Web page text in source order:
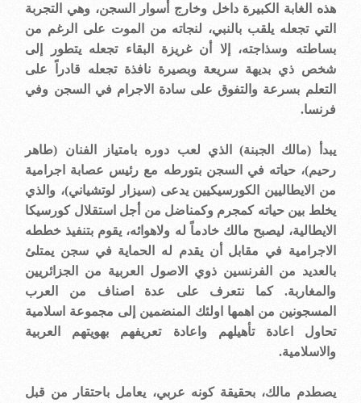
هذه الغابة الكبيرة داخل وخارج أسوار السجن، وهي التجربة
التي تجعله يلقب بالنبي، لنجاته من الموت على الرغم من
بساطته وسذاجته، إلا أن غريزة البقاء تجعله يتطور إلى
شخص ذي بديهة سريعة وبصيرة نافذة تجعله قادراً على
التعلم بسرعة والتفوق على سادة الاجرام في السجن وفي
فرنسا.
يبدأ (مالك الجبنة) الذي لعب دوره بامتياز الفنان (طاهر
رحيم)، حياته في السجن بتورطه مع رئيس عصابة اجرامية
من الايطاليين الكورسيكيين يدعى (سيزار لوتشياني)، والذي
يخلط بين حياته كمجرم وكمناضل من أجل استقلال كورسيكا
الايطالية، ليصبح مالك خادماً له ولاهوائه، يقوم بتنفيذ خططه
الاجرامية في مقابل أن يقدم له الحماية في سجن يمتلئ
بالعديد من الفرنسين ذوي الاصول العربية من الجزائريين
والمغاربة. كما نتعرف على عدة اصناف من العرب
المسجونين من اهمها اولئك المنضمين إلى مجموعة اسلامية
تحاول اعادة تأهيلهم واعادة تعريفهم بهويتهم العربية
والاسلامية.
يصطدم مالك، بحقيقة كونه عربي، يعامل باحتقار من قبل